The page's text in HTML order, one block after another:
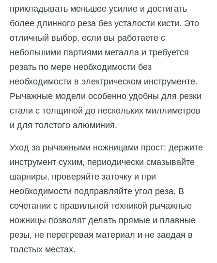
прикладывать меньшее усилие и достигать
более длинного реза без усталости кисти. Это
отличный выбор, если вы работаете с
небольшими партиями металла и требуется
резать по мере необходимости без
необходимости в электрическом инструменте.
Рычажные модели особенно удобны для резки
стали с толщиной до нескольких миллиметров
и для толстого алюминия.
Уход за рычажными ножницами прост: держите
инструмент сухим, периодически смазывайте
шарниры, проверяйте заточку и при
необходимости подправляйте угол реза. В
сочетании с правильной техникой рычажные
ножницы позволят делать прямые и плавные
резы, не перегревая материал и не заедая в
толстых местах.